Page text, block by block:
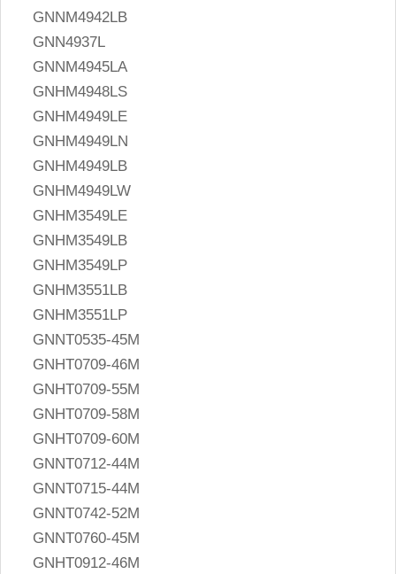
GNNM4942LB
GNN4937L
GNNM4945LA
GNHM4948LS
GNHM4949LE
GNHM4949LN
GNHM4949LB
GNHM4949LW
GNHM3549LE
GNHM3549LB
GNHM3549LP
GNHM3551LB
GNHM3551LP
GNNT0535-45M
GNHT0709-46M
GNHT0709-55M
GNHT0709-58M
GNHT0709-60M
GNNT0712-44M
GNNT0715-44M
GNNT0742-52M
GNNT0760-45M
GNHT0912-46M